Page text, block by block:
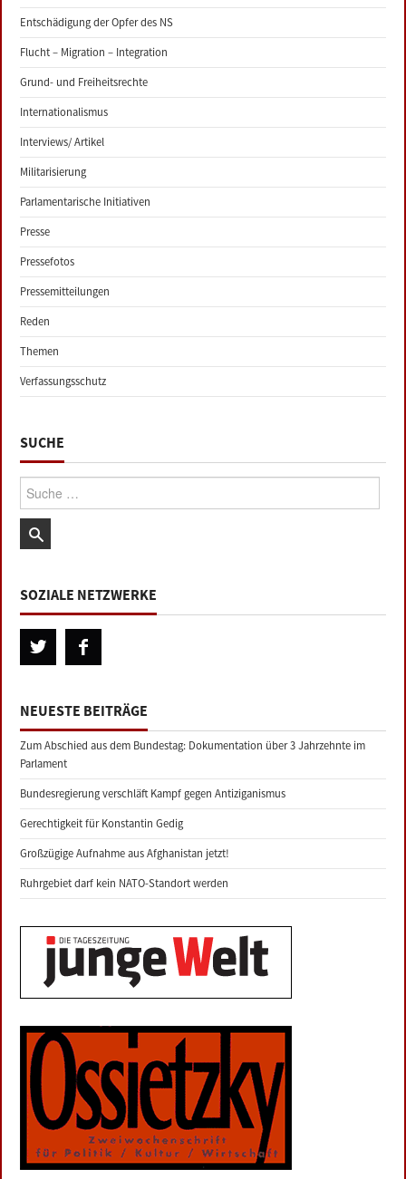
Entschädigung der Opfer des NS
Flucht – Migration – Integration
Grund- und Freiheitsrechte
Internationalismus
Interviews/ Artikel
Militarisierung
Parlamentarische Initiativen
Presse
Pressefotos
Pressemitteilungen
Reden
Themen
Verfassungsschutz
SUCHE
Suche:
SOZIALE NETZWERKE
NEUESTE BEITRÄGE
Zum Abschied aus dem Bundestag: Dokumentation über 3 Jahrzehnte im
Parlament
Bundesregierung verschläft Kampf gegen Antiziganismus
Gerechtigkeit für Konstantin Gedig
Großzügige Aufnahme aus Afghanistan jetzt!
Ruhrgebiet darf kein NATO-Standort werden